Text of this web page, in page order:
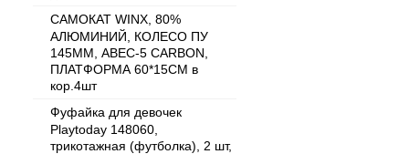
САМОКАТ WINX, 80%
АЛЮМИНИЙ, КОЛЕСО ПУ
145ММ, ABEC-5 CARBON,
ПЛАТФОРМА 60*15СМ в
кор.4шт
Фуфайка для девочек
Playtoday 148060,
трикотажная (футболка), 2 шт,